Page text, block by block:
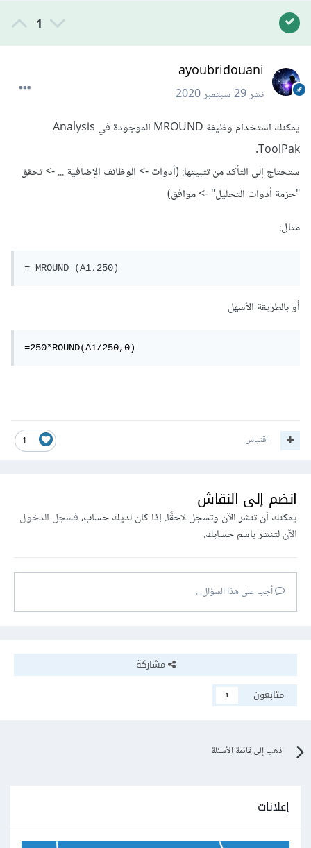
1
ayoubridouani
نشر29 سبتمبر 2020
يمكنك استخدام وظيفة MROUND الموجودة في Analysis
ToolPak.
ستحتاج إلى التأكد من تثبيتها: (أدوات -> الوظائف الإضافية ... -> تحقق
"حزمة أدوات التحليل" -> موافق)
مثال:
= MROUND (A1،250)
أو بالطريقة الأسهل
=250*ROUND(A1/250,0)
1 اقتباس
انضم إلى النقاش
يمكنك أن تنشر الآن وتسجل لاحقًا. إذا كان لديك حساب،فسجل الدخول
الآنلتنشر باسم حسابك.
أجب على هذا السؤال...
مشاركة
متابعون
1
اذهب إلى قائمة الأسئلة
إعلانات